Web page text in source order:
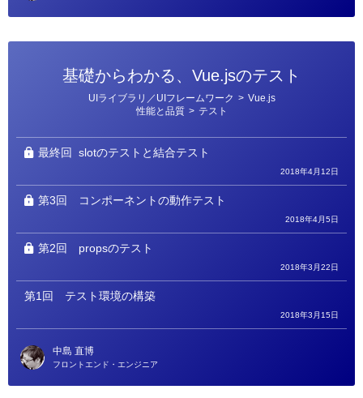
基礎からわかる、Vue.jsのテスト
ー
UIライブラリ／UIフレームワーク > Vue.js
性能と品質 > テスト
最終回 slotのテストと結合テスト
2018年4月12日
第3回 コンポーネントの動作テスト
2018年4月5日
第2回 propsのテスト
2018年3月22日
第1回 テスト環境の構築
2018年3月15日
中島 直博
フロントエンド・エンジニア